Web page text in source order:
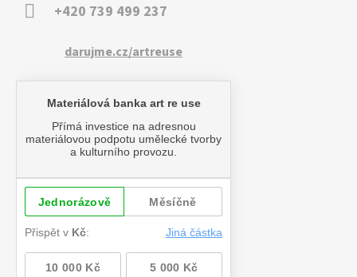
+420 739 499 237
darujme.cz/artreuse